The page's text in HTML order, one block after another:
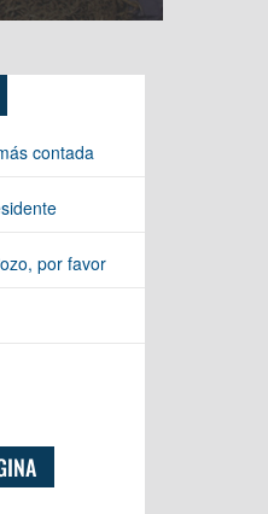
contada
por favor